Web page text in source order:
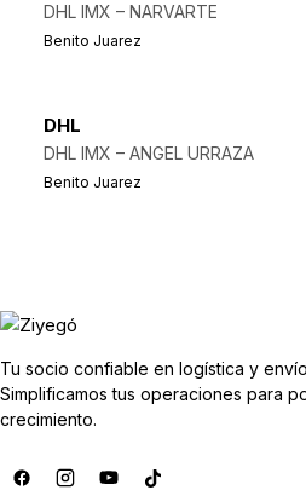
DHL IMX – NARVARTE
Benito Juarez
DHL
DHL IMX – ANGEL URRAZA
Benito Juarez
Tu socio confiable en logística y
Simplificamos tus operaciones para
crecimiento.